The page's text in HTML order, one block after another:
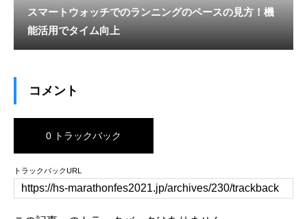
スマートウォッチでのランニングのペースの見方！機
能活用でタイム向上
コメント
0 トラックバック
トラックバックURL